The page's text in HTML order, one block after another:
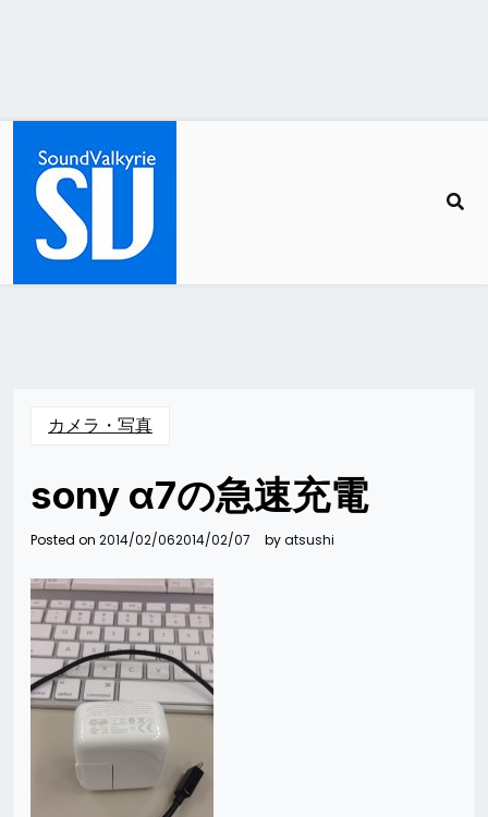
カメラ・写真
sony α7の急速充電
Posted on 2014/02/062014/02/07 byatsushi